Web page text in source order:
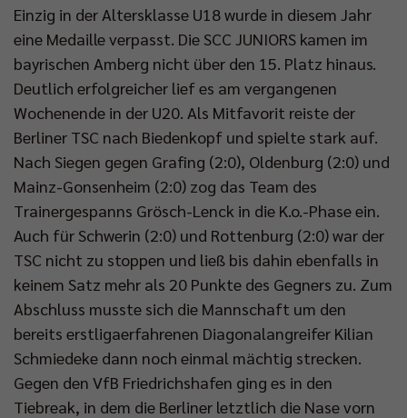
Einzig in der Altersklasse U18 wurde in diesem Jahr
eine Medaille verpasst. Die SCC JUNIORS kamen im
bayrischen Amberg nicht über den 15. Platz hinaus.
Deutlich erfolgreicher lief es am vergangenen
Wochenende in der U20. Als Mitfavorit reiste der
Berliner TSC nach Biedenkopf und spielte stark auf.
Nach Siegen gegen Grafing (2:0), Oldenburg (2:0) und
Mainz-Gonsenheim (2:0) zog das Team des
Trainergespanns Grösch-Lenck in die K.o.-Phase ein.
Auch für Schwerin (2:0) und Rottenburg (2:0) war der
TSC nicht zu stoppen und ließ bis dahin ebenfalls in
keinem Satz mehr als 20 Punkte des Gegners zu. Zum
Abschluss musste sich die Mannschaft um den
bereits erstligaerfahrenen Diagonalangreifer Kilian
Schmiedeke dann noch einmal mächtig strecken.
Gegen den VfB Friedrichshafen ging es in den
Tiebreak, in dem die Berliner letztlich die Nase vorn